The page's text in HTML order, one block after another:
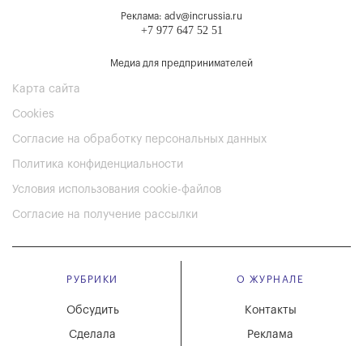
Реклама: adv@incrussia.ru
+7 977 647 52 51
Медиа для предпринимателей
Карта сайта
Cookies
Согласие на обработку персональных данных
Политика конфиденциальности
Условия использования cookie-файлов
Согласие на получение рассылки
РУБРИКИ
Обсудить
Сделала
О ЖУРНАЛЕ
Реклама
Контакты